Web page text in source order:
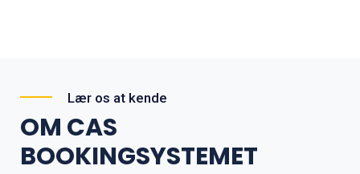
Lær os at kende
OM CAS
BOOKINGSYSTEMET